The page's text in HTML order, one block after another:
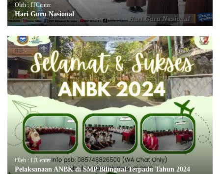
Oleh : ITCenter
Hari Guru Nasional
Oleh : ITCenter
Pelaksanaan ANBK di SMP Bilingual Terpadu Tahun 2024